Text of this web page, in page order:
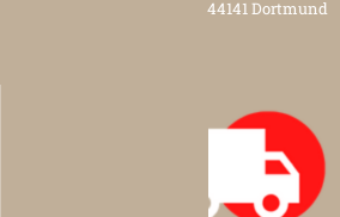
44141 Dortmund